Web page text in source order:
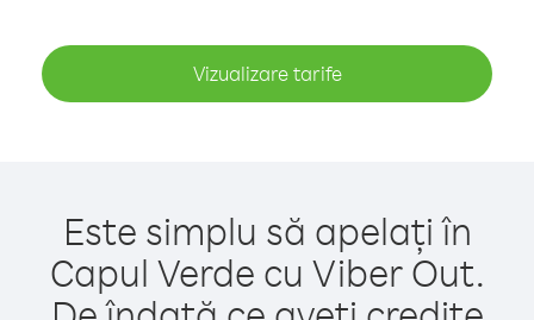
Vizualizare tarife
Este simplu să apelați în
Capul Verde cu Viber Out.